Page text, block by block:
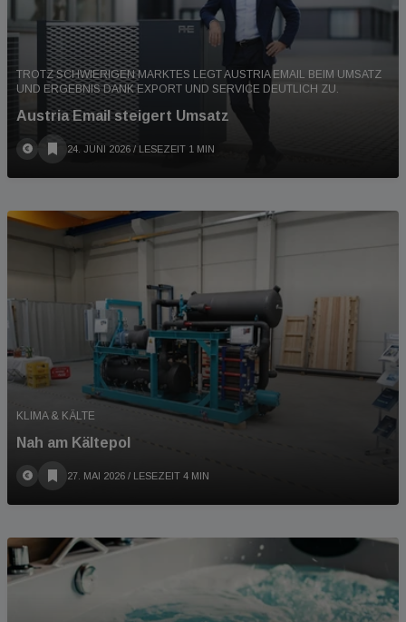
TROTZ SCHWIERIGEN MARKTES LEGT AUSTRIA EMAIL BEIM UMSATZ
UND ERGEBNIS DANK EXPORT UND SERVICE DEUTLICH ZU.
Austria Email steigert Umsatz
24. JUNI 2026 / LESEZEIT 1 MIN
KLIMA & KÄLTE
Nah am Kältepol
27. MAI 2026 / LESEZEIT 4 MIN